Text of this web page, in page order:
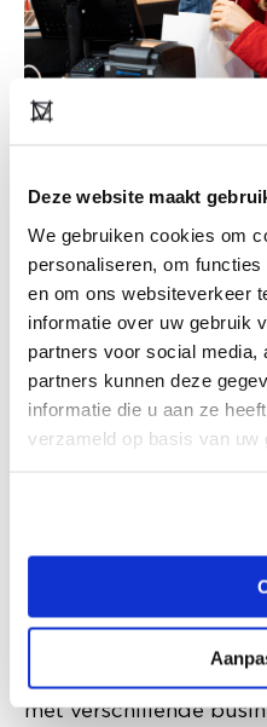
Deze website maakt
We gebruiken cookies om
personaliseren, om
en om ons websiteverkeer
informatie over uw gebruik
partners voor social media,
partners kunnen deze
informatie die u aan ze
verzameld op basis van uw
Hoe kan de
stimuleren en
te innoveren? Wat is
winkelpersoneel om
te laten lopen met het
kunnen wij ze helpen
project richt zich echt
wegwijzer om niet
maar ook een stukje
project de pop-
onderzoeksomgeving
met verschillende